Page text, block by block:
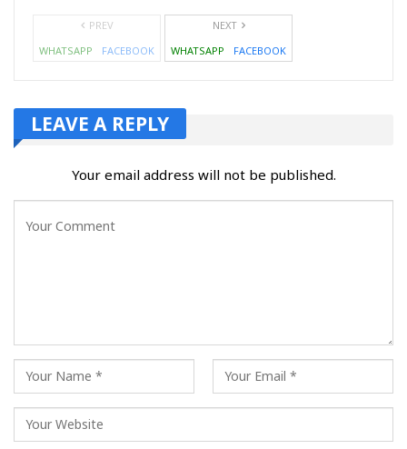
PREV
WHATSAPP
FACEBOOK
NEXT
WHATSAPP
FACEBOOK
LEAVE A REPLY
Your email address will not be published.